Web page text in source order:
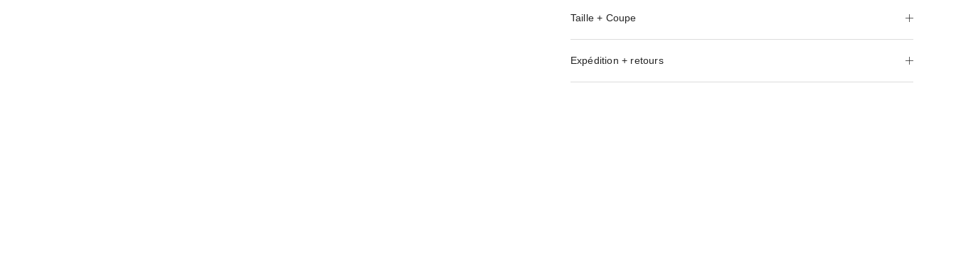
Taille + Coupe
Expédition + retours